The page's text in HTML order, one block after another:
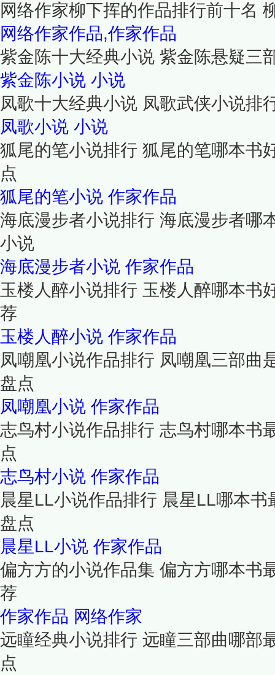
网络作家柳下挥的作品排行前十名
网络作家作品,作家作品
紫金陈十大经典小说 紫金陈悬疑三
紫金陈小说 小说
凤歌十大经典小说 凤歌武侠小说排
凤歌小说 小说
狐尾的笔小说排行 狐尾的笔哪本书
点
狐尾的笔小说 作家作品
海底漫步者小说排行 海底漫步者哪
小说
海底漫步者小说 作家作品
玉楼人醉小说排行 玉楼人醉哪本书
荐
玉楼人醉小说 作家作品
凤嘲凰小说作品排行 凤嘲凰三部曲
盘点
凤嘲凰小说 作家作品
志鸟村小说作品排行 志鸟村哪本书
点
志鸟村小说 作家作品
晨星LL小说作品排行 晨星LL哪本
盘点
晨星LL小说 作家作品
偏方方的小说作品集 偏方方哪本书
荐
作家作品 网络作家
远瞳经典小说排行 远瞳三部曲哪部
点